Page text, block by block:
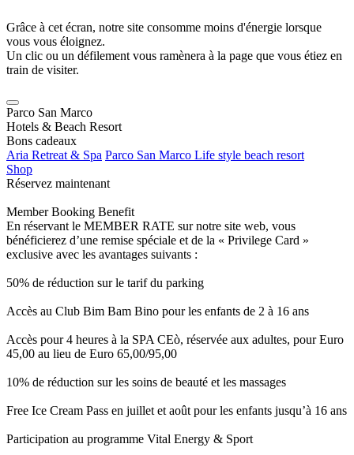
Grâce à cet écran, notre site consomme moins d'énergie lorsque
vous vous éloignez.
Un clic ou un défilement vous ramènera à la page que vous étiez en
train de visiter.
Parco San Marco
Hotels & Beach Resort
Bons cadeaux
Aria Retreat & Spa Parco San Marco Life style beach resort
Shop
Réservez maintenant
Member Booking Benefit
En réservant le MEMBER RATE sur notre site web, vous
bénéficierez d’une remise spéciale et de la « Privilege Card »
exclusive avec les avantages suivants :
50% de réduction sur le tarif du parking
Accès au Club Bim Bam Bino pour les enfants de 2 à 16 ans
Accès pour 4 heures à la SPA CEò, réservée aux adultes, pour Euro
45,00 au lieu de Euro 65,00/95,00
10% de réduction sur les soins de beauté et les massages
Free Ice Cream Pass en juillet et août pour les enfants jusqu’à 16 ans
Participation au programme Vital Energy & Sport